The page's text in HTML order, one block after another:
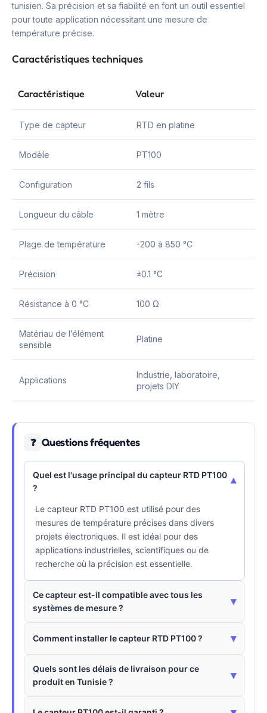
tunisien. Sa précision et sa fiabilité en font un outil essentiel
pour toute application nécessitant une mesure de
température précise.
Caractéristiques techniques
Caractéristique Valeur
Type de capteur RTD en platine
Modèle PT100
Configuration 2 fils
Longueur du câble 1 mètre
Plage de température -200 à 850 °C
Précision ±0.1 °C
Résistance à 0 °C 100 Ω
Matériau de l’élément
sensible
Platine
Applications
Industrie, laboratoire,
projets DIY
❓ Questions fréquentes
Quel est l'usage principal du capteur RTD PT100
?
▾
Le capteur RTD PT100 est utilisé pour des
mesures de température précises dans divers
projets électroniques. Il est idéal pour des
applications industrielles, scientifiques ou de
recherche où la précision est essentielle.
Ce capteur est-il compatible avec tous les
systèmes de mesure ?
▾
Comment installer le capteur RTD PT100 ? ▾
Quels sont les délais de livraison pour ce
produit en Tunisie ?
▾